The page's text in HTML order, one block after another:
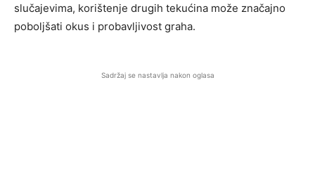
slučajevima, korištenje drugih tekućina može značajno
poboljšati okus i probavljivost graha.
Sadržaj se nastavlja nakon oglasa